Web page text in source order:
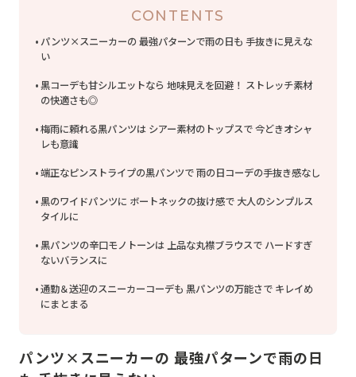
CONTENTS
パンツ×スニーカーの 最強パターンで雨の日も 手抜きに見えな
い
黒コーデも甘シルエットなら 地味見えを回避！ ストレッチ素材
の快適さも◎
梅雨に頼れる黒パンツは シアー素材のトップスで 今どきオシャ
レも意識
端正なピンストライプの黒パンツで 雨の日コーデの手抜き感なし
黒のワイドパンツに ボートネックの抜け感で 大人のシンプルス
タイルに
黒パンツの辛口モノトーンは 上品な丸襟ブラウスで ハードすぎ
ないバランスに
通勤＆送迎のスニーカーコーデも 黒パンツの万能さで キレイめ
にまとまる
パンツ×スニーカーの 最強パターンで雨の日